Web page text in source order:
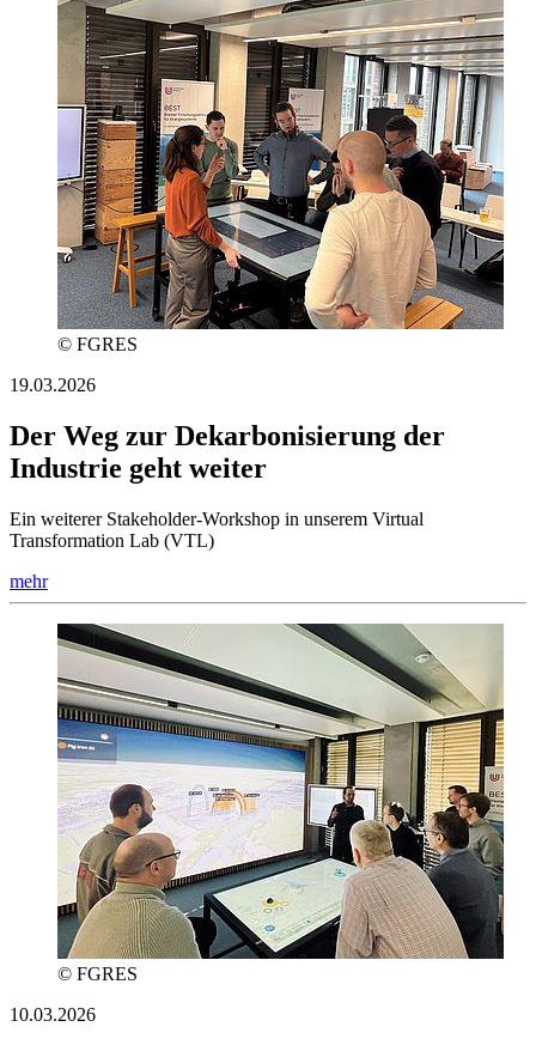
© FGRES
19.03.2026
Der Weg zur Dekarbonisierung der
Industrie geht weiter
Ein weiterer Stakeholder-Workshop in unserem Virtual
Transformation Lab (VTL)
mehr
© FGRES
10.03.2026